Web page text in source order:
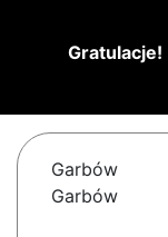
Gratulacje!
Garbów
Garbów